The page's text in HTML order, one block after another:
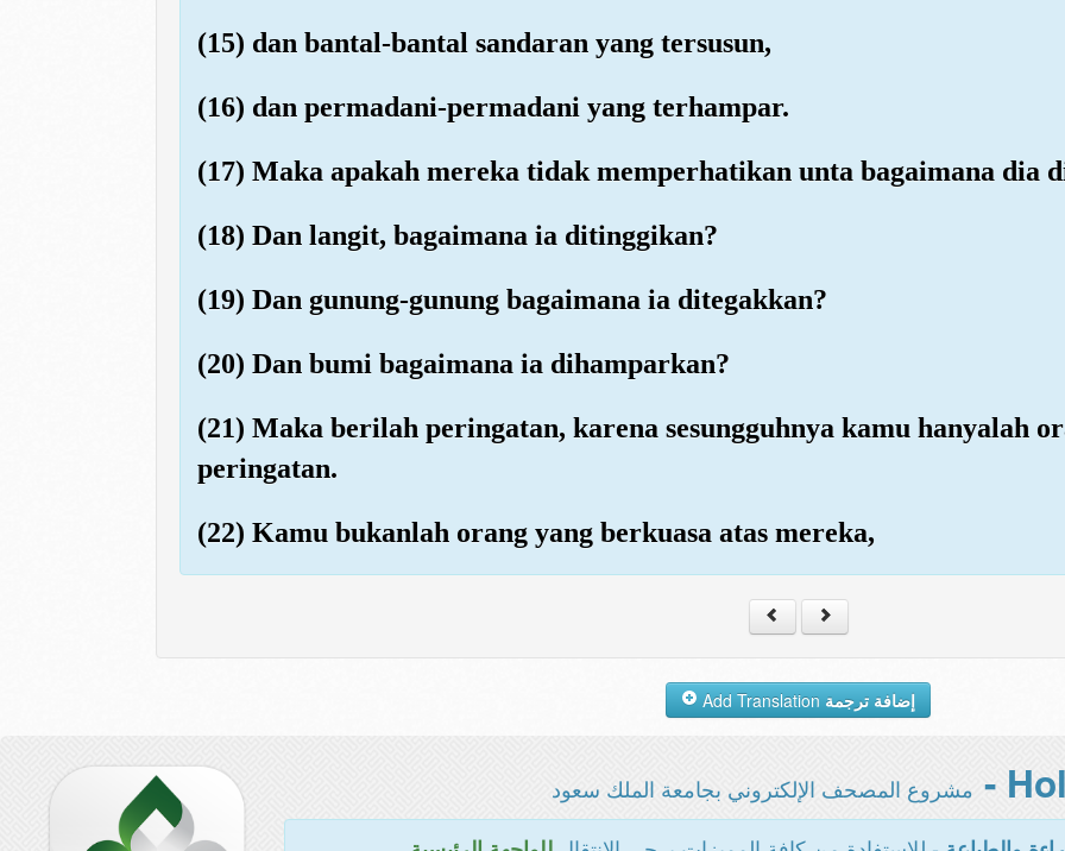
(15) dan bantal-bantal sandaran yang tersusun,
(16) dan permadani-permadani yang terhampar.
(17) Maka apakah mereka tidak memperhatikan unta bagaimana dia
(18) Dan langit, bagaimana ia ditinggikan?
(19) Dan gunung-gunung bagaimana ia ditegakkan?
(20) Dan bumi bagaimana ia dihamparkan?
(21) Maka berilah peringatan, karena sesungguhnya kamu hanyalah
peringatan.
(22) Kamu bukanlah orang yang berkuasa atas mereka,
إضافة ترجمة
مشروع المصحف الإلكتروني بجامعة الملك سعود